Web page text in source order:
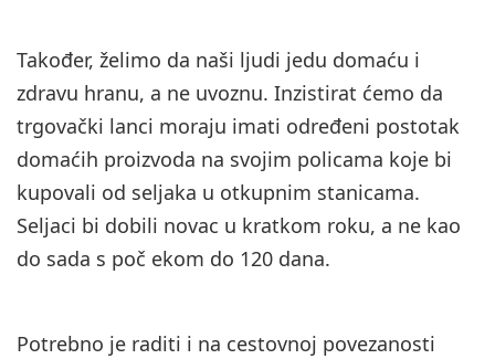
Također, želimo da naši ljudi jedu domaću i
zdravu hranu, a ne uvoznu. Inzistirat ćemo da
trgovački lanci moraju imati određeni postotak
domaćih proizvoda na svojim policama koje bi
kupovali od seljaka u otkupnim stanicama.
Seljaci bi dobili novac u kratkom roku, a ne kao
do sada s poč ekom do 120 dana.
Potrebno je raditi i na cestovnoj povezanosti